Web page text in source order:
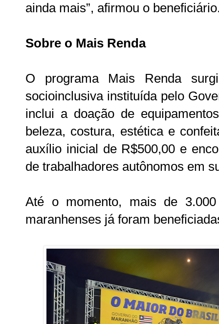
ainda mais”, afirmou o
Sobre o Mais Renda
O programa Mais Renda
socioinclusiva instituída pelo
inclui a doação de
beleza, costura, estética e
auxílio inicial de R$500,00 e
de trabalhadores autônomos em
Até o momento, mais de
maranhenses já foram